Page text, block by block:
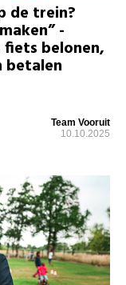
de trein?
-
belonen,
betalen
Team Vooruit
10.10.2025